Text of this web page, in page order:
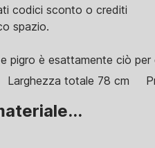
codici sconto o crediti
spazio.
pigro è esattamente ciò
Larghezza totale 78 cm